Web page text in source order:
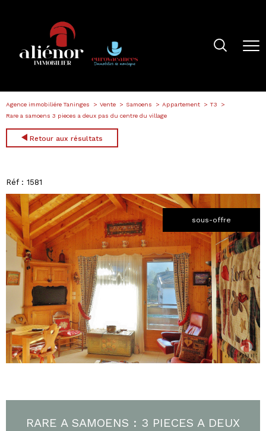
Agence immobiliére Taninges Vente Samoens Appartement
T3
Rare a samoens 3 pieces a deux pas du centre du village
Retour aux résultats
Réf : 1581
sous-offre
RARE A SAMOENS : 3 PIECES A DEUX